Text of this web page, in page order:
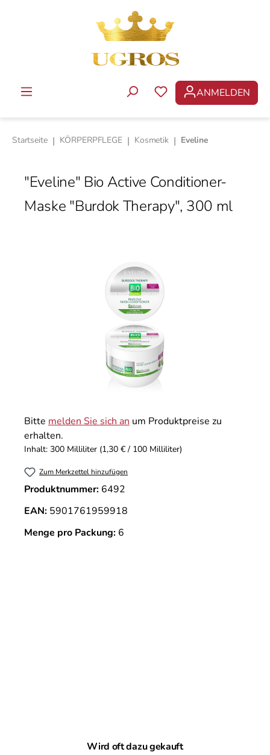
DU HAST 0
ANMELDEN
Startseite | KÖRPERPFLEGE | Kosmetik | Eveline
"Eveline" Bio Active Conditioner-
Maske "Burdok Therapy", 300 ml
Bitte melden Sie sich an um Produktpreise zu
erhalten.
Inhalt: 300 Milliliter (1,30 € / 100 Milliliter)
Zum Merkzettel hinzufügen
Produktnummer: 6492
EAN: 5901761959918
Menge pro Packung: 6
Produktgalerie überspringen
Wird oft dazu gekauft